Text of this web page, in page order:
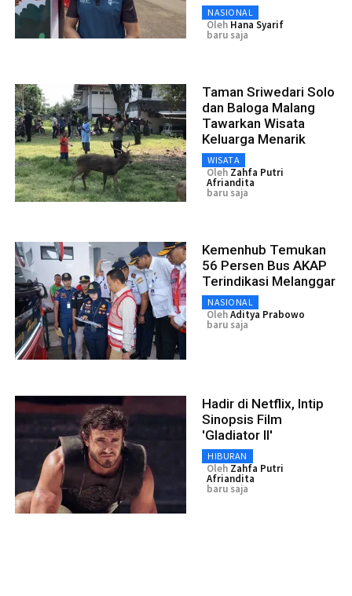
NASIONAL
Oleh Hana Syarif
baru saja
Taman Sriwedari Solo
dan Baloga Malang
Tawarkan Wisata
Keluarga Menarik
WISATA
Oleh Zahfa Putri
Afriandita
baru saja
Kemenhub Temukan
56 Persen Bus AKAP
Terindikasi Melanggar
NASIONAL
OlehAditya Prabowo
baru saja
Hadir di Netflix, Intip
Sinopsis Film
'Gladiator II'
HIBURAN
Oleh Zahfa Putri
Afriandita
baru saja